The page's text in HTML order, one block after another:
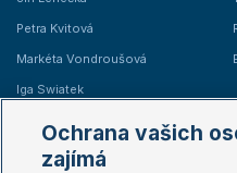
Petra Kvitová
Markéta Vondroušová
Iga Swiatek
Žebříčky
Ochrana vašich
zajímá